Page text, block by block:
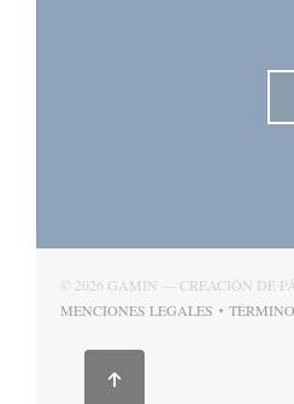
© 2026 GAMIN — CREACIÓN DE
MENCIONES LEGALES
((ABRE EN UNA